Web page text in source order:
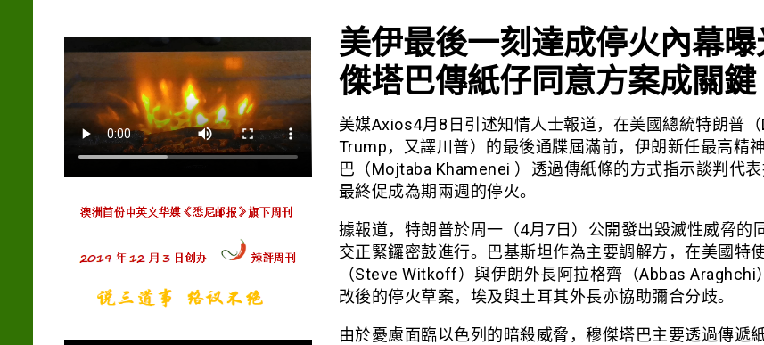
美伊最後一刻達成停火內幕
傑塔巴傳紙仔同意方案成關鍵
美媒Axios4月8日引述知情人士報道，在美國總統特朗普（
Trump，又譯川普）的最後通牒屆滿前，伊朗新任最高精
巴（Mojtaba Khamenei ）透過傳紙條的方式指示談判代表
最終促成為期兩週的停火。
據報道，特朗普於周一（4月7日）公開發出毀滅性威脅的
交正緊鑼密鼓進行。巴基斯坦作為主要調解方，在美國特
（Steve Witkoff）與伊朗外長阿拉格齊（Abbas Araghchi
改後的停火草案，埃及與土耳其外長亦協助彌合分歧。
由於憂慮面臨以色列的暗殺威脅，穆傑塔巴主要透過傳遞